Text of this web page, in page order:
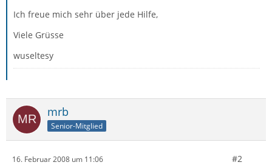
Ich freue mich sehr über jede Hilfe,
Viele Grüsse
wuseltesy
mrb
Senior-Mitglied
16. Februar 2008 um 11:06 #2